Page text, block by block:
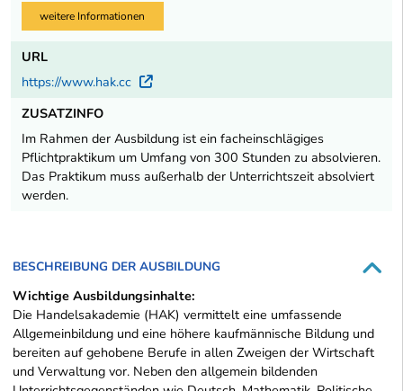
weitere Informationen
URL
https://www.hak.cc
Externer Link
ZUSATZINFO
Im Rahmen der Ausbildung ist ein facheinschlägiges
Pflichtpraktikum um Umfang von 300 Stunden zu absolvieren.
Das Praktikum muss außerhalb der Unterrichtszeit absolviert
werden.
BESCHREIBUNG DER AUSBILDUNG
Wichtige Ausbildungsinhalte:
Die Handelsakademie (HAK) vermittelt eine umfassende
Allgemeinbildung und eine höhere kaufmännische Bildung und
bereiten auf gehobene Berufe in allen Zweigen der Wirtschaft
und Verwaltung vor. Neben den allgemein bildenden